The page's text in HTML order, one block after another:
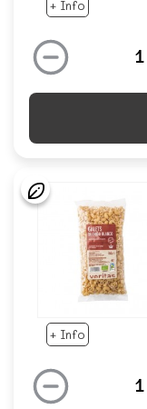
+ Info
+ Info